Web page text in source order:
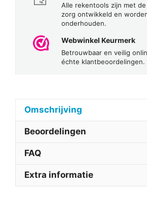
Alle rekentools zijn met
zorg ontwikkeld en
onderhouden.
Webwinkel Keurmerk
Betrouwbaar en veilig
échte klantbeoordelingen.
Omschrijving
Beoordelingen
FAQ
Extra informatie